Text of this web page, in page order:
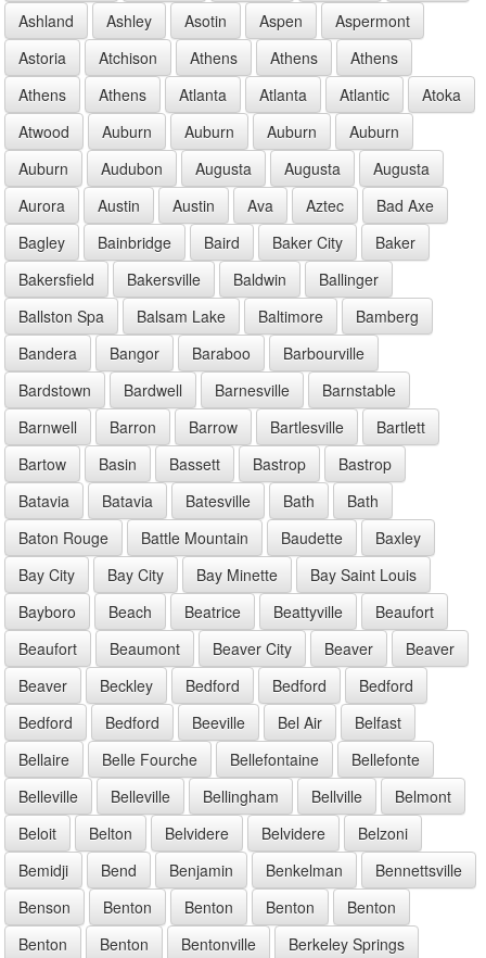
Ashland
Ashley Asotin Aspen
Aspermont
Astoria
Atchison Athens Athens
Athens
Athens
Athens Atlanta Atlanta Atlantic
Atoka
Atwood
Auburn Auburn Auburn
Auburn
Auburn
Audubon Augusta Augusta
Augusta
Aurora
Austin Austin Ava Aztec
Bad Axe
Bagley
Bainbridge Baird Baker City
Baker
Bakersfield
Bakersville Baldwin
Ballinger
Ballston Spa
Balsam Lake Baltimore
Bamberg
Bandera
Bangor Baraboo
Barbourville
Bardstown
Bardwell Barnesville
Barnstable
Barnwell
Barron Barrow Bartlesville
Bartlett
Bartow
Basin Bassett Bastrop
Bastrop
Batavia
Batavia Batesville Bath
Bath
Baton Rouge
Battle Mountain Baudette
Baxley
Bay City
Bay City Bay Minette
Bay Saint Louis
Bayboro
Beach Beatrice Beattyville
Beaufort
Beaufort
Beaumont Beaver City Beaver
Beaver
Beaver
Beckley Bedford Bedford
Bedford
Bedford
Bedford Beeville Bel Air
Belfast
Bellaire
Belle Fourche Bellefontaine
Bellefonte
Belleville
Belleville Bellingham Bellville
Belmont
Beloit
Belton Belvidere Belvidere
Belzoni
Bemidji
Bend Benjamin Benkelman
Bennettsville
Benson
Benton Benton Benton
Benton
Benton
Benton Bentonville
Berkeley Springs